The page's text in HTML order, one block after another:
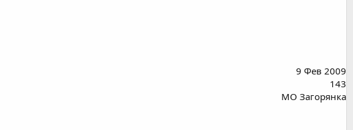
9 Фев 2009
143
МО Загорянка